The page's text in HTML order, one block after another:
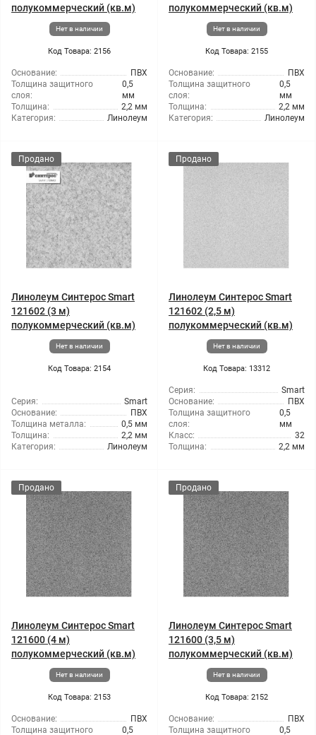
полукоммерческий (кв.м)
Нет в наличии
Код Товара: 2156
Основание:
ПВХ
Толщина защитного
слоя:
0,5
мм
Толщина:
2,2 мм
Категория:
Линолеум
полукоммерческий (кв.м)
Нет в наличии
Код Товара: 2155
Основание:
ПВХ
Толщина защитного
слоя:
0,5
мм
Толщина:
2,2 мм
Категория:
Линолеум
Продано
Линолеум Синтерос Smart
121602 (3 м)
полукоммерческий (кв.м)
Нет в наличии
Код Товара: 2154
Серия:
Smart
Основание:
ПВХ
Толщина металла:
0,5 мм
Толщина:
2,2 мм
Категория:
Линолеум
Продано
Линолеум Синтерос Smart
121602 (2,5 м)
полукоммерческий (кв.м)
Нет в наличии
Код Товара: 13312
Серия:
Smart
Основание:
ПВХ
Толщина защитного
слоя:
0,5
мм
Класс:
32
Толщина:
2,2 мм
Продано
Линолеум Синтерос Smart
121600 (4 м)
полукоммерческий (кв.м)
Нет в наличии
Код Товара: 2153
Основание:
ПВХ
Толщина защитного
0,5
Продано
Линолеум Синтерос Smart
121600 (3,5 м)
полукоммерческий (кв.м)
Нет в наличии
Код Товара: 2152
Основание:
ПВХ
Толщина защитного
0,5